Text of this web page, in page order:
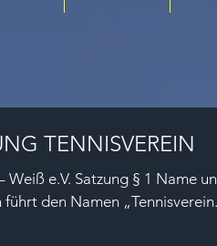
TENNISVEREIN
Weiß e.V. Satzung § 1 Name
den Namen